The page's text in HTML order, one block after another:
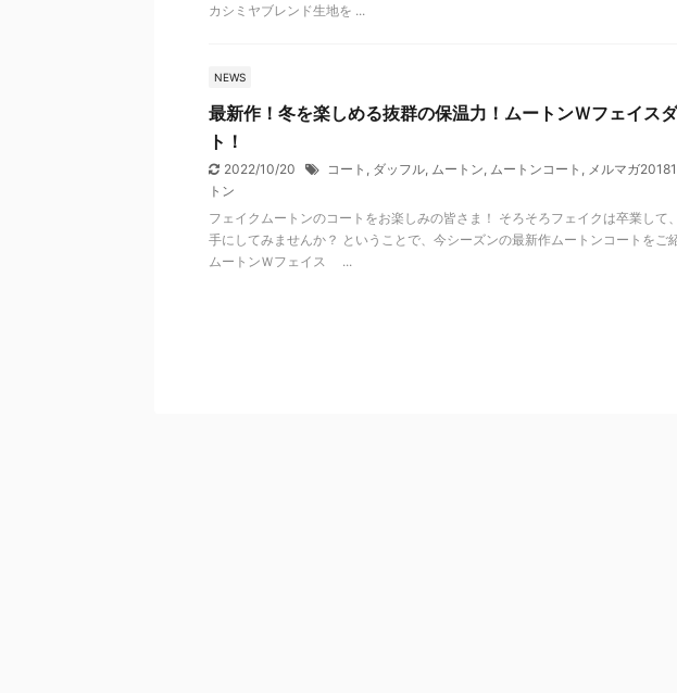
カシミヤブレンド生地を ...
NEWS
最新作！冬を楽しめる抜群の保温力！ムートンＷフェイス
ト！
2022/10/20 コート , ダッフル, ムートン, ムートンコート , メルマガ
トン
フェイクムートンのコートをお楽しみの皆さま！ そろそろフェイクは卒業して
手にしてみませんか？ ということで、今シーズンの最新作ムートンコートをご
ムートンＷフェイス ...